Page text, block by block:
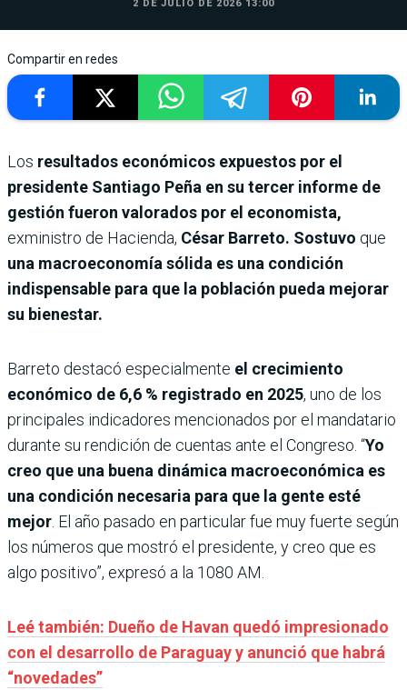
2 DE JULIO DE 2026 13:00
Compartir en redes
Los resultados económicos expuestos por el
presidente Santiago Peña en su tercer informe de
gestión fueron valorados por el economista,
exministro de Hacienda, César Barreto. Sostuvo que
una macroeconomía sólida es una condición
indispensable para que la población pueda mejorar
su bienestar.
Barreto destacó especialmente el crecimiento
económico de 6,6 % registrado en 2025, uno de los
principales indicadores mencionados por el mandatario
durante su rendición de cuentas ante el Congreso. “Yo
creo que una buena dinámica macroeconómica es
una condición necesaria para que la gente esté
mejor . El año pasado en particular fue muy fuerte según
los números que mostró el presidente, y creo que es
algo positivo”, expresó a la 1080 AM.
Leé también: Dueño de Havan quedó impresionado
con el desarrollo de Paraguay y anunció que habrá
“novedades”